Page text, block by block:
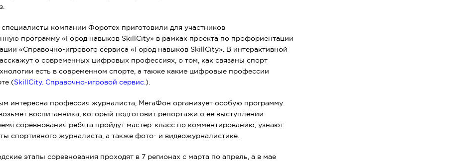
компании Форотех приготовили для участников
программу «Город навыков SkillCity» в рамках проекта по профориентации
«Справочно-игрового сервиса «Город навыков SkillCity». В интерактивной
о современных цифровых профессиях, о том, как связаны спорт
есть в современном спорте, а также какие цифровые профессии
(SkillCity. Справочно-игровой сервис. ).
интересна профессия журналиста, МегаФон организует особую программу.
воспитанника, который подготовит репортажи о ее выступлении
соревнования ребята пройдут мастер-класс по комментированию, узнают
спортивного журналиста, а также фото- и видеожурналистике.
этапы соревнования проходят в 7 регионах с марта по апрель, а в мае